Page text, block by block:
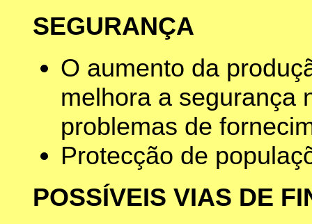
SEGURANÇA
O aumento da
melhora a segurança
problemas de
Protecção de
POSSÍVEIS VIAS DE